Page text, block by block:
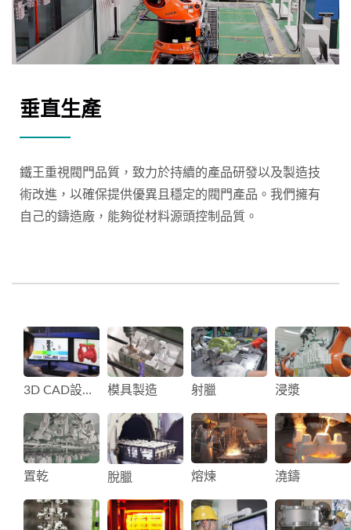
垂直生產
鐵王重視閥門品質，致力於持續的產品研發以及製造技
術改進，以確保提供優異且穩定的閥門產品。我們擁有
自己的鑄造廠，能夠從材料源頭控制品質。
3D CAD設計與流體模擬 模具製造 射臘 浸漿
置乾 脫臘 熔煉 澆鑄